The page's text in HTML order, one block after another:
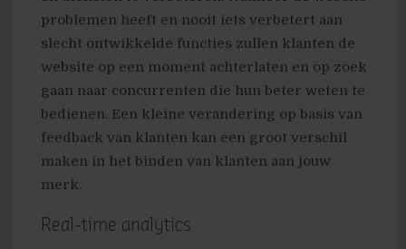
problemen heeft en nooit iets verbetert aan
slecht ontwikkelde functies zullen klanten de
website op een moment achterlaten en op zoek
gaan naar concurrenten die hun beter weten te
bedienen. Een kleine verandering op basis van
feedback van klanten kan een groot verschil
maken in het binden van klanten aan jouw
merk.
Real-time analytics